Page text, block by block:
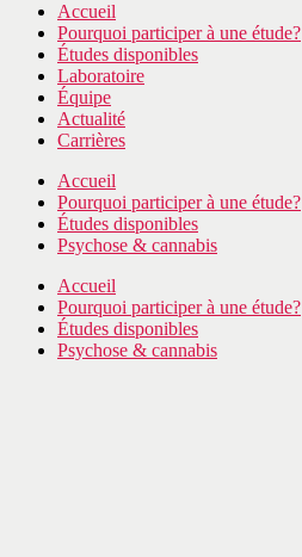
Accueil
Pourquoi participer à une étude?
Études disponibles
Laboratoire
Équipe
Actualité
Carrières
Accueil
Pourquoi participer à une étude?
Études disponibles
Psychose & cannabis
Accueil
Pourquoi participer à une étude?
Études disponibles
Psychose & cannabis